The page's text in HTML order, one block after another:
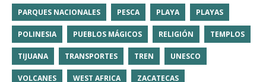
PARQUES NACIONALES PESCA PLAYA PLAYAS
POLINESIA PUEBLOS MÁGICOS RELIGIÓN TEMPLOS
TIJUANA TRANSPORTES TREN UNESCO
VOLCANES WEST AFRICA ZACATECAS